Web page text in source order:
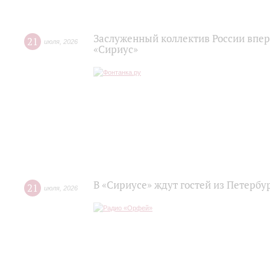
21 июля 2026
Заслуженный коллектив России
«Сириус»
21 июля 2026 В «Сириусе» ждут гостей из